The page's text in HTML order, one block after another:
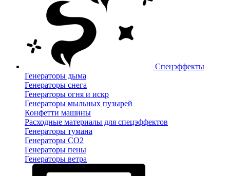
Спецэффекты
Генераторы дыма
Генераторы снега
Генераторы огня и искр
Генераторы мыльных пузырей
Конфетти машины
Расходные материалы для спецэффектов
Генераторы тумана
Генераторы CO2
Генераторы пены
Генераторы ветра